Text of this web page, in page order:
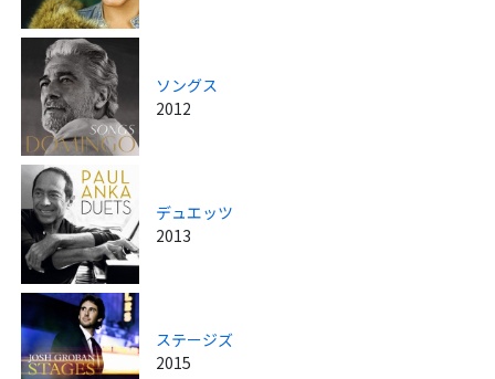
ソングス
2012
デュエッツ
2013
ステージズ
2015